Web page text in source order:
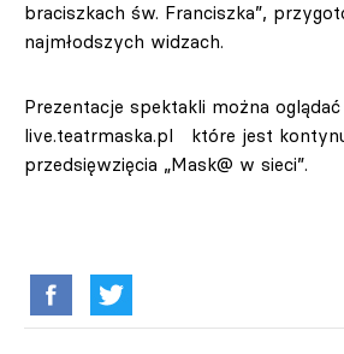
braciszkach św. Franciszka”,
najmłodszych widzach.
Prezentacje spektakli można oglądać
live.teatrmaska.pl które jest
przedsięwzięcia „Mask@ w sieci”.